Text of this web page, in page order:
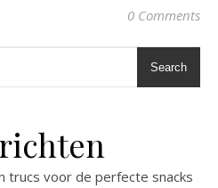
0 Comments
Search
trucs voor de perfecte snacks